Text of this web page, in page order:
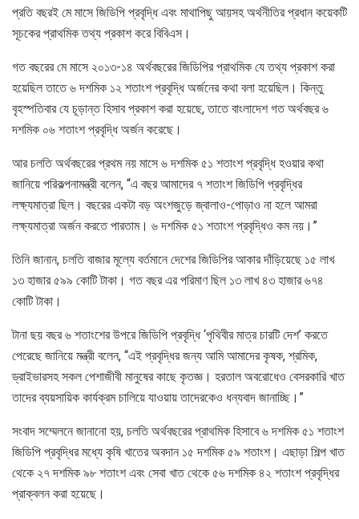
প্রতি বছরই মে মাসে জিডিপি প্রবৃদ্ধি এবং মাথাপিছু আয়সহ অর্থনীতির প্রধান কয়েকটি
সূচকের প্রাথমিক তথ্য প্রকাশ করে বিবিএস।
গত বছরের মে মাসে ২০১৩-১৪ অর্থবছরের জিডিপির প্রাথমিক যে তথ্য প্রকাশ করা
হয়েছিল তাতে ৬ দশমিক ১২ শতাংশ প্রবৃদ্ধি অর্জনের কথা বলা হয়েছিল। কিন্তু
বৃহস্পতিবার যে চূড়ান্ত হিসাব প্রকাশ করা হয়েছে, তাতে বাংলাদেশ গত অর্থবছর ৬
দশমিক ০৬ শতাংশ প্রবৃদ্ধি অর্জন করেছে।
আর চলতি অর্থবছরের প্রথম নয় মাসে ৬ দশমিক ৫১ শতাংশ প্রবৃদ্ধি হওয়ার কথা
জানিয়ে পরিকল্পনামন্ত্রী বলেন, “এ বছর আমাদের ৭ শতাংশ জিডিপি প্রবৃদ্ধির
লক্ষ্যমাত্রা ছিল। বছরের একটা বড় অংশজুড়ে জ্বালাও-পোড়াও না হলে আমরা
লক্ষ্যমাত্রা অর্জন করতে পারতাম। ৬ দশমিক ৫১ শতাংশ প্রবৃদ্ধিও কম নয়।”
তিনি জানান, চলতি বাজার মূল্যে বর্তমানে দেশের জিডিপির আকার দাঁড়িয়েছে ১৫ লাখ
১৩ হাজার ৫৯৯ কোটি টাকা। গত বছর এর পরিমাণ ছিল ১৩ লাখ ৪৩ হাজার ৬৭৪
কোটি টাকা।
টানা ছয় বছর ৬ শতাংশের উপরে জিডিপি প্রবৃদ্ধি ‘পৃথিবীর মাত্র চারটি দেশ’ করতে
পেরেছে জানিয়ে মন্ত্রী বলেন, “এই প্রবৃদ্ধির জন্য আমি আমাদের কৃষক, শ্রমিক,
ড্রাইভারসহ সকল পেশাজীবী মানুষের কাছে কৃতজ্ঞ। হরতাল অবরোধেও বেসরকারি খাত
তাদের ব্যয়সায়িক কার্যক্রম চালিয়ে যাওয়ায় তাদেরকেও ধন্যবাদ জানাচ্ছি।”
সংবাদ সম্মেলনে জানানো হয়, চলতি অর্থবছরের প্রাথমিক হিসাবে ৬ দশমিক ৫১ শতাংশ
জিডিপি প্রবৃদ্ধির মধ্যে কৃষি খাতের অবদান ১৫ দশমিক ৫৯ শতাংশ। এছাড়া শিল্প খাত
থেকে ২৭ দশমিক ৯৮ শতাংশ এবং সেবা খাত থেকে ৫৬ দশমিক ৪২ শতাংশ প্রবৃদ্ধির
প্রাক্বলন করা হয়েছে।